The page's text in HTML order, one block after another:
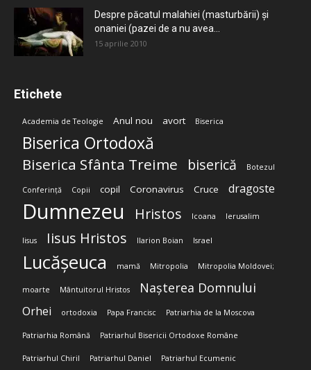
Despre păcatul malahiei (masturbării) şi
onaniei (pazei de a nu avea...
15 aprilie 2010
Etichete
Academia de Teologie Anul nou avort Biserica
Biserica Ortodoxă
Biserica Sfânta Treime biserică Botezul
Conferință Copii copil Coronavirus Cruce dragoste
Dumnezeu Hristos Icoana Ierusalim
Iisus Iisus Hristos Ilarion Boian Israel
Lucășeuca mamă Mitropolia Mitropolia Moldovei;
moarte Mântuitorul Hristos Nașterea Domnului
Orhei ortodoxia Papa Francisc Patriarhia de la Moscova
Patriarhia Română Patriarhul Bisericii Ortodoxe Române
Patriarhul Chiril Patriarhul Daniel Patriarhul Ecumenic